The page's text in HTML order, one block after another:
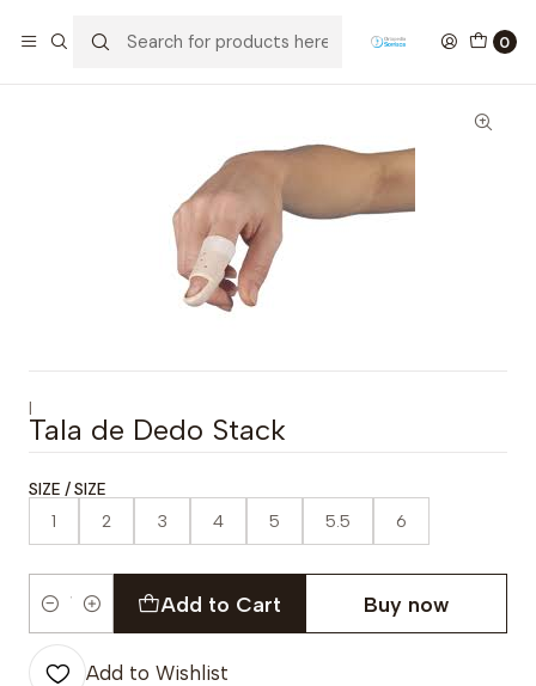
0
|
Tala de Dedo Stack
SIZE / SIZE
1 2 3 4 5 5.5 6
Quantity
Add to Cart Buy now
Add to Wishlist